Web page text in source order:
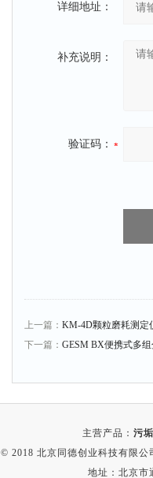
详细地址：
补充说明：
验证码：
上一篇： KM-4D颗粒磨耗测定
下一篇： GESM BX便携式多
主营产品： 污
© 2018 北京同德创业科技有限
地址：北京市